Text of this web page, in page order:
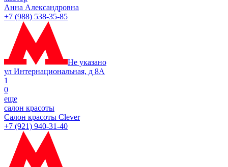
Анна Александровна
+7 (988) 538-35-85
Не указано
ул Интернациональная, д 8А
1
0
еще
салон красоты
Салон красоты Clever
+7 (921) 940-31-40